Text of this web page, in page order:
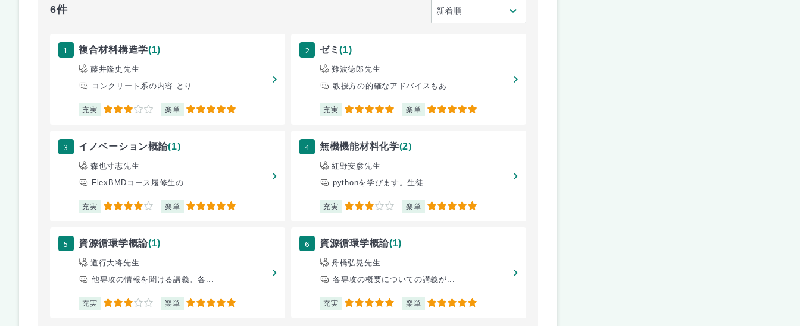
6件
1 複合材料構造学(1)
藤井隆史先生
コンクリート系の内容 とり...
充実 3 楽単 5
2 ゼミ(1)
難波徳郎先生
教授方の的確なアドバイスもあ...
充実 5 楽単 5
3 イノベーション概論(1)
森也寸志先生
FlexBMDコース履修生の...
充実 4 楽単 5
4 無機機能材料化学(2)
紅野安彦先生
pythonを学びます。生徒...
充実 3 楽単 5
5 資源循環学概論(1)
道行大将先生
他専攻の情報を聞ける講義。各...
充実 3 楽単 5
6 資源循環学概論(1)
舟橋弘晃先生
各専攻の概要についての講義が...
充実 5 楽単 5